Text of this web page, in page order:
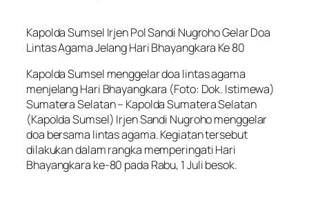
Kapolda Sumsel Irjen Pol Sandi Nugroho Gelar Doa
Lintas Agama Jelang Hari Bhayangkara Ke 80
Kapolda Sumsel menggelar doa lintas agama
menjelang Hari Bhayangkara (Foto: Dok. Istimewa)
Sumatera Selatan – Kapolda Sumatera Selatan
(Kapolda Sumsel) Irjen Sandi Nugroho menggelar
doa bersama lintas agama. Kegiatan tersebut
dilakukan dalam rangka memperingati Hari
Bhayangkara ke-80 pada Rabu, 1 Juli besok.